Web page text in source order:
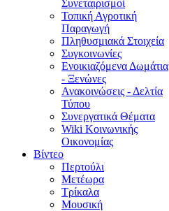
Συνεταιρισμοί
Τοπική Αγροτική
Παραγωγή
Πληθυσμιακά Στοιχεία
Συγκοινωνίες
Ενοικιαζόμενα Δωμάτια
- Ξενώνες
Ανακοινώσεις - Δελτία
Τύπου
Συνεργατικά Θέματα
Wiki Κοινωνικής
Οικονομίας
Βίντεο
Περτούλι
Μετέωρα
Τρίκαλα
Μουσική